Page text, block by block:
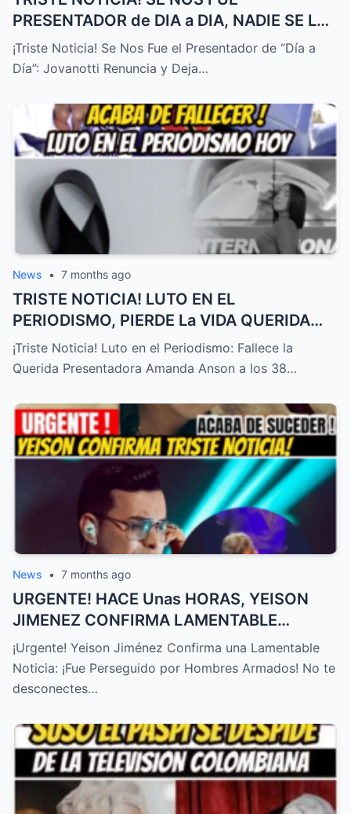
PRESENTADOR de DIA a DIA, NADIE SE LO
ESPERABA! – HTT
¡Triste Noticia! Se Nos Fue el Presentador de “Día a
Día”: Jovanotti Renuncia y Deja…
News • 7 months ago
TRISTE NOTICIA! LUTO EN EL
PERIODISMO, PIERDE La VIDA QUERIDA
PRESENTADORA HOY! – HTT
¡Triste Noticia! Luto en el Periodismo: Fallece la
Querida Presentadora Amanda Anson a los 38…
News • 7 months ago
URGENTE! HACE Unas HORAS, YEISON
JIMENEZ CONFIRMA LAMENTABLE
NOTICIA, NO LO ESPERABA,TRISTE
NOTICIA! – HTT
¡Urgente! Yeison Jiménez Confirma una Lamentable
Noticia: ¡Fue Perseguido por Hombres Armados! No te
desconectes…